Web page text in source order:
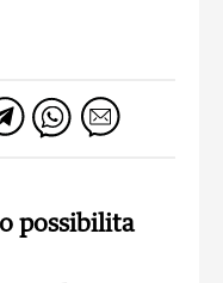
possibilita